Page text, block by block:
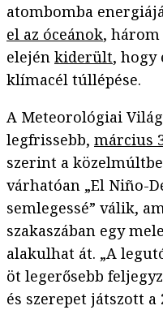
atombomba
el az óceánok,
elején kiderült, hogy
klímacél túllépése.
A Meteorológiai
legfrissebb, március
szerint a
várhatóan „El Niño-
semlegessé” válik,
szakaszában egy
alakulhat át. „A
öt legerősebb
és szerepet játszott